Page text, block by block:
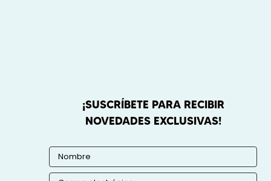
¡SUSCRÍBETE PARA RECIBIR
NOVEDADES EXCLUSIVAS!